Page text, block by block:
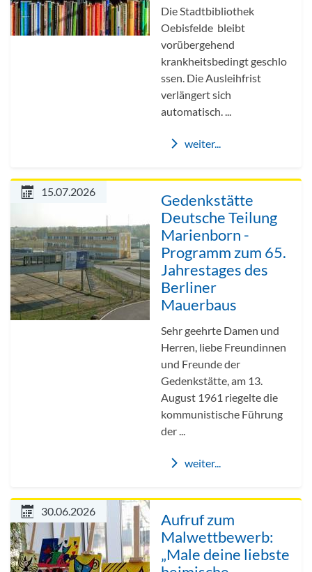
Die Stadtbibliothek
Oebisfelde bleibt
vorübergehend
krankheitsbedingt geschlo
ssen. Die Ausleihfrist
verlängert sich
automatisch. ...
weiter...
Gedenkstätte
Deutsche Teilung
Marienborn -
Programm zum 65.
Jahrestages des
Berliner
Mauerbaus
Sehr geehrte Damen und
Herren, liebe Freundinnen
und Freunde der
Gedenkstätte, am 13.
August 1961 riegelte die
kommunistische Führung
der ...
weiter...
15.07.2026
Aufruf zum
Malwettbewerb:
„Male deine liebste
30.06.2026